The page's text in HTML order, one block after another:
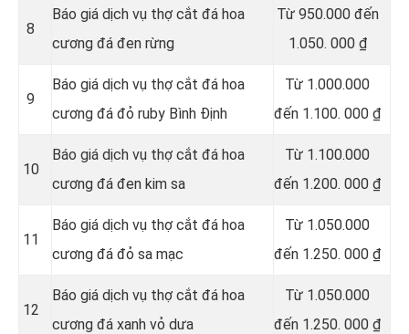
8
Báo giá dịch vụ thợ cắt đá hoa
cương đá đen rừng
Từ 950.000 đến
1.050. 000 ₫
9
Báo giá dịch vụ thợ cắt đá hoa
cương đá đỏ ruby Bình Định
Từ 1.000.000
đến 1.100. 000 ₫
10
Báo giá dịch vụ thợ cắt đá hoa
cương đá đen kim sa
Từ 1.100.000
đến 1.200. 000 ₫
11
Báo giá dịch vụ thợ cắt đá hoa
cương đá đỏ sa mạc
Từ 1.050.000
đến 1.250. 000 ₫
12
Báo giá dịch vụ thợ cắt đá hoa
cương đá xanh vỏ dưa
Từ 1.050.000
đến 1.250. 000 ₫